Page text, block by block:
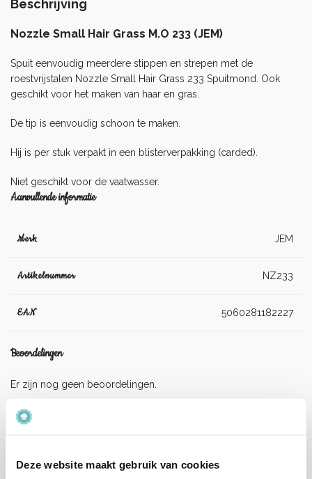
Deze website maakt gebruik van cookies
Beschrijving
Nozzle Small Hair Grass M.O 233 (JEM)
Spuit eenvoudig meerdere stippen en strepen met de
roestvrijstalen Nozzle Small Hair Grass 233 Spuitmond. Ook
geschikt voor het maken van haar en gras.
De tip is eenvoudig schoon te maken.
Hij is per stuk verpakt in een blisterverpakking (carded).
Niet geschikt voor de vaatwasser.
Aanvullende informatie
Merk JEM
Artikelnummer NZ233
EAN 5060281182227
Beoordelingen
Er zijn nog geen beoordelingen.